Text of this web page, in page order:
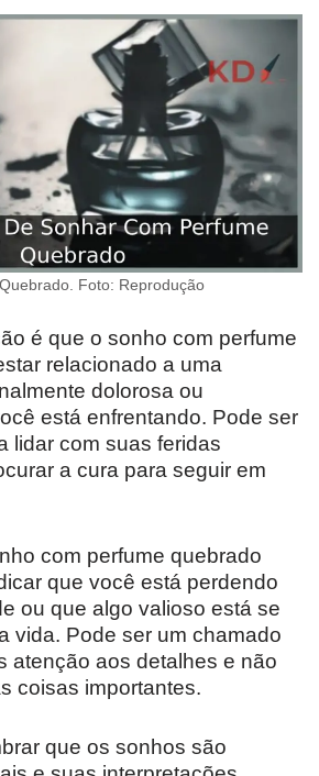
Foto: Reprodução
é que o sonho com perfume
relacionado a uma
dolorosa ou
está enfrentando. Pode ser
lidar com suas feridas
a cura para seguir em
com perfume quebrado
que você está perdendo
ou que algo valioso está se
vida. Pode ser um chamado
atenção aos detalhes e não
coisas importantes.
que os sonhos são